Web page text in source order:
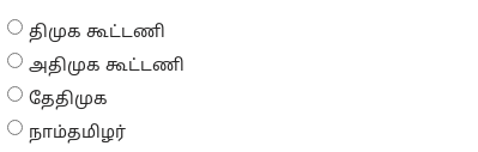
திமுக கூட்டணி
அதிமுக கூட்டணி
தேதிமுக
நாம்தமிழர்